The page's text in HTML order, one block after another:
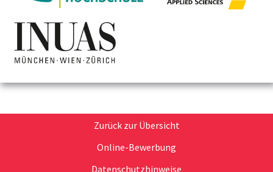
Zurück zur Übersicht
Online-Bewerbung
Datenschutzhinweise